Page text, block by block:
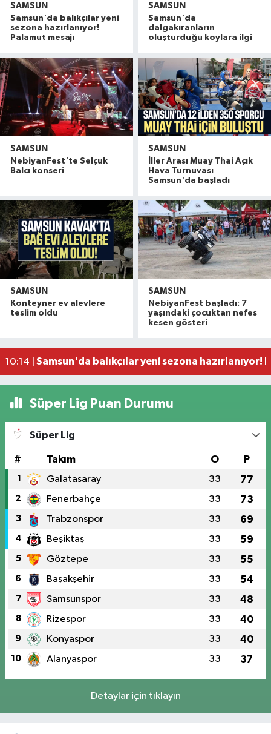
SAMSUN
Samsun'da balıkçılar yeni
sezona hazırlanıyor!
Palamut mesajı
SAMSUN
Samsun'da
dalgakıranların
oluşturduğu koylara ilgi
SAMSUN
NebiyanFest'te Selçuk
Balcı konseri
SAMSUN
İller Arası Muay Thai Açık
Hava Turnuvası
Samsun'da başladı
SAMSUN
Konteyner ev alevlere
teslim oldu
SAMSUN
NebiyanFest başladı: 7
yaşındaki çocuktan nefes
kesen gösteri
11:53 |Samsun'da konaklayan turist sayısı yüzde 13,68
11:39 |Samsunspor'da 8 oyuncu gitti, 7 oyuncu geldi
Ünlü estetikçiden Seda Sayan'ın ablasına
10:14 | Samsun'da balıkçılar yeni sezona hazırlanıyor!
Süper Lig Puan Durumu
Süper Lig
# Takım O P
1 Galatasaray 33 77
2 Fenerbahçe 33 73
3 Trabzonspor 33 69
4 Beşiktaş 33 59
5 Göztepe 33 55
6 Başakşehir 33 54
7 Samsunspor 33 48
8 Rizespor 33 40
9 Konyaspor 33 40
10 Alanyaspor 33 37
Detaylar için tıklayın